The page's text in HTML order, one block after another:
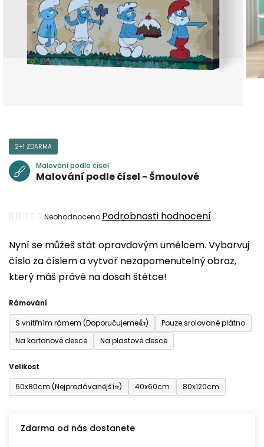
Nyní se můžeš stát opravdovým umělcem. Vybarvuj
číslo za číslem a vytvoř nezapomenutelný obraz,
který máš právě na dosah štětce!
Rámování
S vnitřním rámem (Doporučujeme👍)
Pouze srolované plátno
Na kartonové desce
Na plastové desce
Velikost
60x80cm (Nejprodávanější⭐)
40x60cm 80x120cm
Zdarma od nás dostanete
2+1 ZDARMA
Malování podle čísel
Malování podle čísel - Šmoulové
Průměrné
produktu
je
0,0
5
hvězdiček.
Neohodnoceno Podrobnosti hodnocení